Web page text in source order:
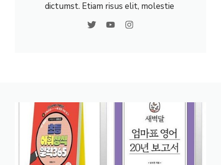
dictumst. Etiam risus elit, molestie